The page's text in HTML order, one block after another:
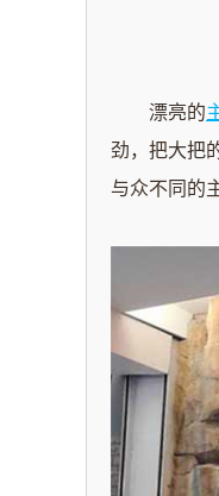
漂亮的
劲，把大把
与众不同的